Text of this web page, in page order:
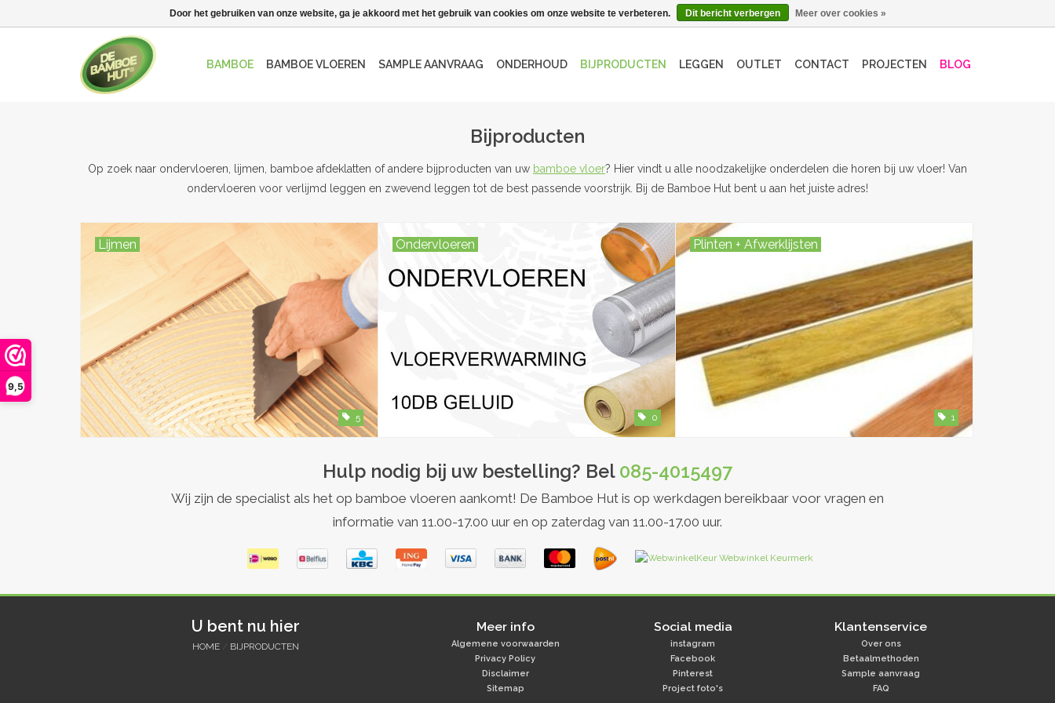
9,5
BAMBOE BAMBOE VLOEREN SAMPLE AANVRAAG ONDERHOUD BIJPRODUCTEN LEGGEN OUTLET CONTACT PROJECTEN BLOG
Bijproducten
Op zoek naar ondervloeren, lijmen, bamboe afdeklatten of andere bijproducten van uw bamboe vloer? Hier vindt u alle noodzakelijke onderdelen die horen bij uw vloer! Van
ondervloeren voor verlijmd leggen en zwevend leggen tot de best passende voorstrijk. Bij de Bamboe Hut bent u aan het juiste adres!
Lijmen
5
Ondervloeren
0
Plinten + Afwerklijsten
1
Hulp nodig bij uw bestelling? Bel 085-4015497
Wij zijn de specialist als het op bamboe vloeren aankomt! De Bamboe Hut is op werkdagen bereikbaar voor vragen en
informatie van 11.00-17.00 uur en op zaterdag van 11.00-17.00 uur.
U bent nu hier
HOME BIJPRODUCTEN
Klantenservice
Over ons
Betaalmethoden
Sample aanvraag
FAQ
Social media
instagram
Facebook
Pinterest
Project foto's
Meer info
Algemene voorwaarden
Privacy Policy
Disclaimer
Sitemap
Door het gebruiken van onze website, ga je akkoord met het gebruik van cookies om onze website te verbeteren. Dit bericht verbergen Meer over cookies »